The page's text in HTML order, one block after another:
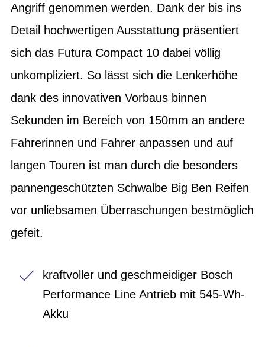
Angriff genommen werden. Dank der bis ins
Detail hochwertigen Ausstattung präsentiert
sich das Futura Compact 10 dabei völlig
unkompliziert. So lässt sich die Lenkerhöhe
dank des innovativen Vorbaus binnen
Sekunden im Bereich von 150mm an andere
Fahrerinnen und Fahrer anpassen und auf
langen Touren ist man durch die besonders
pannengeschützten Schwalbe Big Ben Reifen
vor unliebsamen Überraschungen bestmöglich
gefeit.
kraftvoller und geschmeidiger Bosch
Performance Line Antrieb mit 545-Wh-
Akku